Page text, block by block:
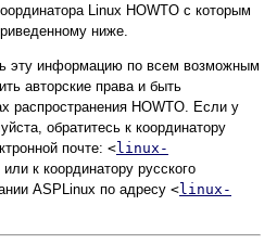
Linux HOWTO с которым
ниже.
эту информацию по всем возможным
авторские права и быть
распространения HOWTO. Если у
обратитесь к координатору
почте: <linux-
или к координатору русского
ASPLinux по адресу <linux-